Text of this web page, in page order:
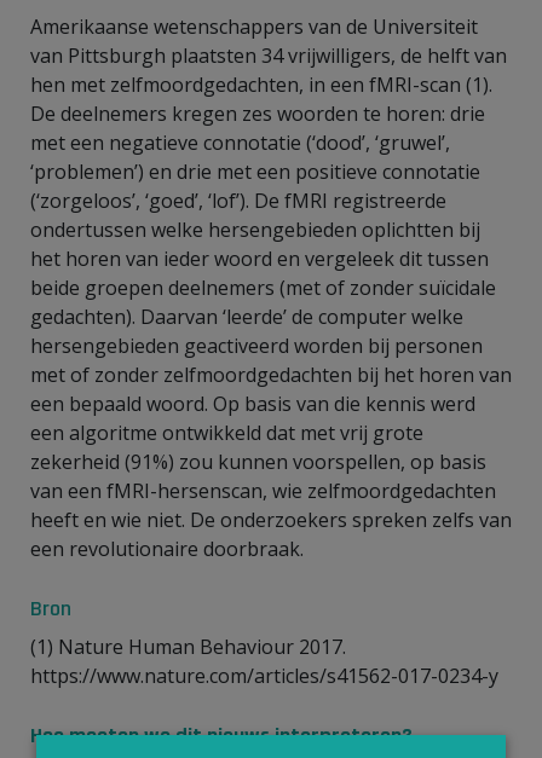
Amerikaanse wetenschappers van de Universiteit
van Pittsburgh plaatsten 34 vrijwilligers, de helft van
hen met zelfmoordgedachten, in een fMRI-scan (1).
De deelnemers kregen zes woorden te horen: drie
met een negatieve connotatie (‘dood’, ‘gruwel’,
‘problemen’) en drie met een positieve connotatie
(‘zorgeloos’, ‘goed’, ‘lof’). De fMRI registreerde
ondertussen welke hersengebieden oplichtten bij
het horen van ieder woord en vergeleek dit tussen
beide groepen deelnemers (met of zonder suïcidale
gedachten). Daarvan ‘leerde’ de computer welke
hersengebieden geactiveerd worden bij personen
met of zonder zelfmoordgedachten bij het horen van
een bepaald woord. Op basis van die kennis werd
een algoritme ontwikkeld dat met vrij grote
zekerheid (91%) zou kunnen voorspellen, op basis
van een fMRI-hersenscan, wie zelfmoordgedachten
heeft en wie niet. De onderzoekers spreken zelfs van
een revolutionaire doorbraak.
Bron
(1) Nature Human Behaviour 2017.
https://www.nature.com/articles/s41562-017-0234-y
Hoe moeten we dit nieuws interpreteren?